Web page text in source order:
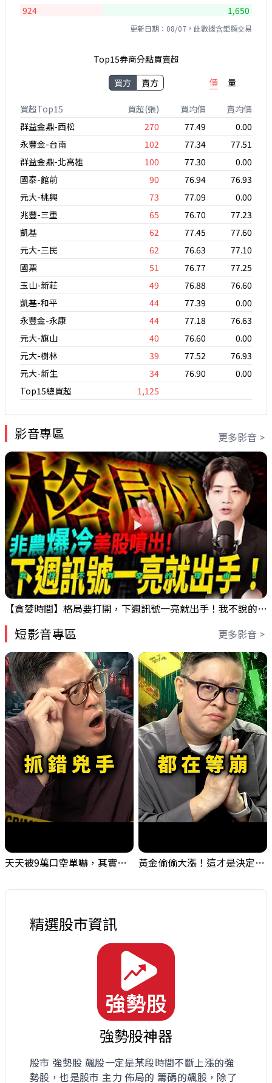
924
1,650
更新日期：08/07，此數據含鉅額交易
Top15券商分點買賣超
買方
賣方 價 量
買超Top15 買超(張) 買均價
賣均價
群益金鼎-西松
270 77.49
0.00
永豐金-台南
102 77.34
77.51
群益金鼎-北高雄
100 77.30
0.00
國泰-館前
90 76.94
76.93
元大-桃興
73 77.09
0.00
兆豐-三重
65 76.70
77.23
凱基
62 77.45
77.60
元大-三民
62 76.63
77.10
國票
51 76.77
77.25
玉山-新莊
49 76.88
76.60
凱基-和平
44 77.39
0.00
永豐金-永康
44 77.18
76.63
元大-旗山
40 76.60
0.00
元大-樹林
39 77.52
76.93
元大-新生
34 76.90
0.00
Top15總買超
1,125
影音專區 更多影音 >
【貪婪時間】格局要打開，下週訊號一亮就出手！我不說的話還真一堆人不知道！｜錢進大趨勢 Mr.智霖 陳 2026/08/08
短影音專區 更多影音 >
天天被9萬口空單嚇，其實你盯錯地方了｜Mr.Jimmy高志銘 #台股 #外資期貨 #融資 黃金偷偷大漲！這才是決定台股生死的「真風向球」！｜Mr.Jimmy高志銘 #黃金 #美元指數 #聯準會
精選股市資訊
強勢股神器
股市 強勢股 飆股一定是某段時間不斷上漲的強
勢股，也是股市 主力 佈局的 籌碼的飆股，除了